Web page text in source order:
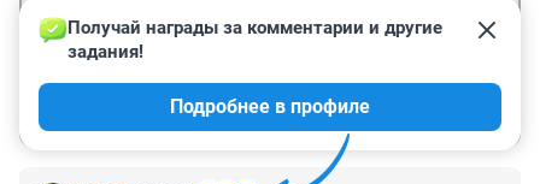
Получай награды за комментарии и другие
задания!
Подробнее в профиле